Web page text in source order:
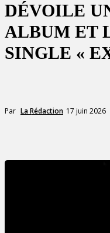
DÉVOILE
ALBUM ET
SINGLE «
Par La Rédaction 17 juin 2026